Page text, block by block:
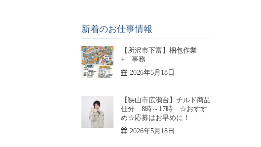
新着のお仕事情報
【所沢市下富】梱包作業
+ 事務
2026年5月18日
【狭山市広瀬台】チルド商品
仕分 8時～17時 ☆おすす
め☆応募はお早めに！
2026年5月18日